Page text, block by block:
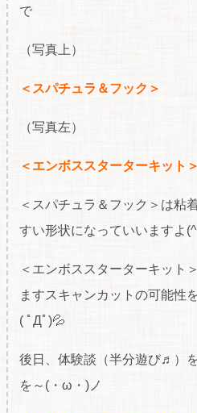
で
（写真上）
＜スパチュラ＆フック＞
（写真左）
＜エンボススターターキット＞
＜スパチュラ＆フック＞は粘
すい形状になっていいますよ
＜エンボススターターキット
ますスキャンカットの可能性
( ﾟДﾟ)💦
後日、体験談（半分遊び♬）
を～(・ω・)ノ